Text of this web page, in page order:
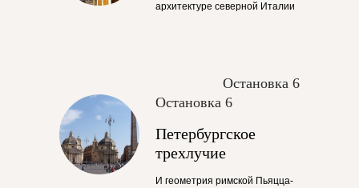
архитектуре северной Италии
Остановка 6
Остановка 6
Петербургское
трехлучие
И геометрия римской Пьяцца-